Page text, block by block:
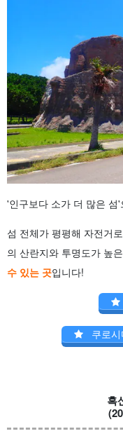
'인구보다 소가 더 많은 섬
섬 전체가 평평해 자전거
의 산란지와 투명도가 높
수 있는 곳입니다!
쿠로
흑